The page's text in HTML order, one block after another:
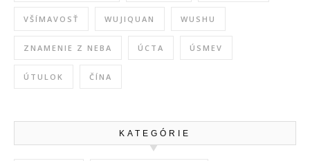
VŠÍMAVOSŤ WUJIQUAN WUSHU
ZNAMENIE Z NEBA ÚCTA ÚSMEV
ÚTULOK ČÍNA
KATEGÓRIE